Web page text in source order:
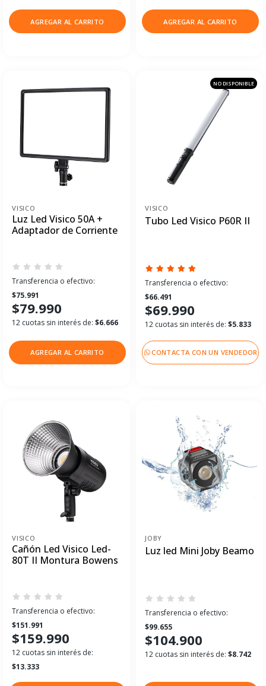
AGREGAR AL CARRITO AGREGAR AL CARRITO
VISICO
Luz Led Visico 50A +
Adaptador de Corriente
Transferencia o efectivo:
$75.991
$79.990
12 cuotas sin interés de: $6.666
AGREGAR AL CARRITO
NO DISPONIBLE
VISICO
Tubo Led Visico P60R II
Transferencia o efectivo:
$66.491
$69.990
12 cuotas sin interés de: $5.833
CONTACTA CON UN VENDEDOR
VISICO
Cañón Led Visico Led-
80T II Montura Bowens
Transferencia o efectivo:
$151.991
$159.990
12 cuotas sin interés de:
$13.333
JOBY
Luz led Mini Joby Beamo
Transferencia o efectivo:
$99.655
$104.900
12 cuotas sin interés de: $8.742